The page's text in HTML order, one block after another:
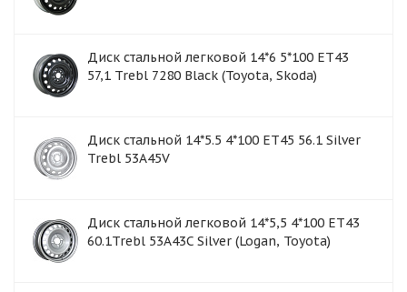
Диск стальной легковой 14*6 5*100 ET43
57,1 Trebl 7280 Black (Toyota, Skoda)
Диск стальной 14*5.5 4*100 ET45 56.1 Silver
Trebl 53A45V
Диск стальной легковой 14*5,5 4*100 ET43
60.1Trebl 53A43C Silver (Logan, Toyota)